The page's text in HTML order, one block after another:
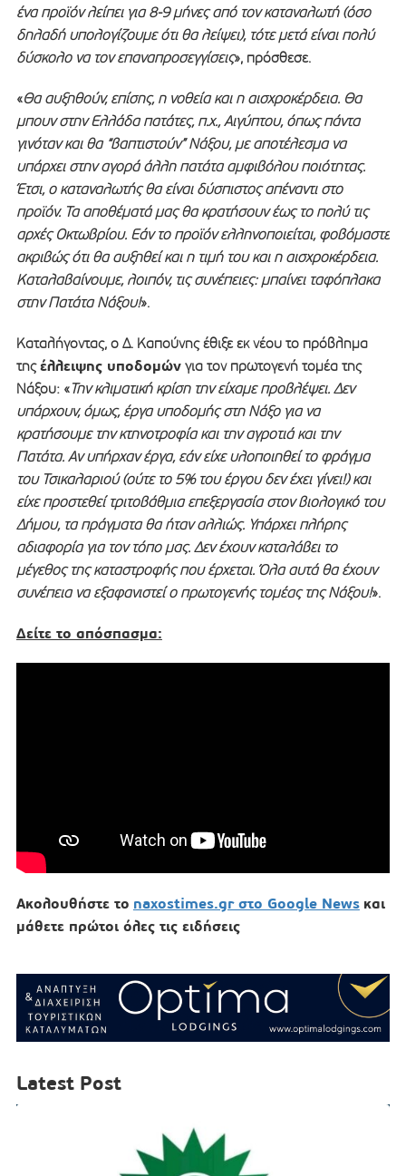
ένα προϊόν λείπει για 8-9 μήνες από τον καταναλωτή (όσο
δηλαδή υπολογίζουμε ότι θα λείψει), τότε μετά είναι πολύ
δύσκολο να τον επαναπροσεγγίσεις», πρόσθεσε.
«Θα αυξηθούν, επίσης, η νοθεία και η αισχροκέρδεια. Θα
μπουν στην Ελλάδα πατάτες, π.χ., Αιγύπτου, όπως πάντα
γινόταν και θα “βαπτιστούν” Νάξου, με αποτέλεσμα να
υπάρχει στην αγορά άλλη πατάτα αμφιβόλου ποιότητας.
Έτσι, ο καταναλωτής θα είναι δύσπιστος απέναντι στο
προϊόν. Τα αποθέματά μας θα κρατήσουν έως το πολύ τις
αρχές Οκτωβρίου. Εάν το προϊόν ελληνοποιείται, φοβόμαστε
ακριβώς ότι θα αυξηθεί και η τιμή του και η αισχροκέρδεια.
Καταλαβαίνουμε, λοιπόν, τις συνέπειες: μπαίνει ταφόπλακα
στην Πατάτα Νάξου!».
Καταλήγοντας, ο Δ. Καπούνης έθιξε εκ νέου το πρόβλημα
τηςέλλειψης υποδομώνγια τον πρωτογενή τομέα της
Νάξου: «Την κλιματική κρίση την είχαμε προβλέψει. Δεν
υπάρχουν, όμως, έργα υποδομής στη Νάξο για να
κρατήσουμε την κτηνοτροφία και την αγροτιά και την
Πατάτα. Αν υπήρχαν έργα, εάν είχε υλοποιηθεί το φράγμα
του Τσικαλαριού (ούτε το 5% του έργου δεν έχει γίνει!) και
είχε προστεθεί τριτοβάθμια επεξεργασία στον βιολογικό του
Δήμου, τα πράγματα θα ήταν αλλιώς. Υπάρχει πλήρης
αδιαφορία για τον τόπο μας. Δεν έχουν καταλάβει το
μέγεθος της καταστροφής που έρχεται. Όλα αυτά θα έχουν
συνέπεια να εξαφανιστεί ο πρωτογενής τομέας της Νάξου!».
Δείτε το απόσπασμα:
Ακολουθήστε το naxostimes.gr στο Google News και
μάθετε πρώτοι όλες τις ειδήσεις
Latest Post